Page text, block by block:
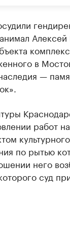
в
—
работ
по рытью
него
суд